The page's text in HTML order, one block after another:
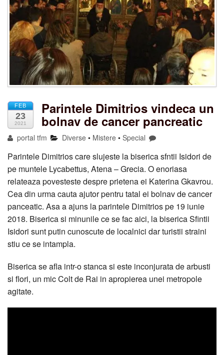
FEB
23
2021
Parintele Dimitrios vindeca un
bolnav de cancer pancreatic
portal tfm Diverse • Mistere •Special
Parintele Dimitrios care slujeste la biserica sfntii Isidori de
pe muntele Lycabettus, Atena – Grecia. O enoriasa
relateaza povesteste despre prietena ei Katerina Gkavrou.
Cea din urma cauta ajutor pentru tatal ei bolnav de cancer
panceatic. Asa a ajuns la parintele Dimitrios pe 19 iunie
2018. Biserica si minunile ce se fac aici, la biserica Sfintii
Isidori sunt putin cunoscute de localnici dar turistii straini
stiu ce se intampla.
Biserica se afla intr-o stanca si este inconjurata de arbusti
si flori, un mic Colt de Rai in apropierea unei metropole
agitate.